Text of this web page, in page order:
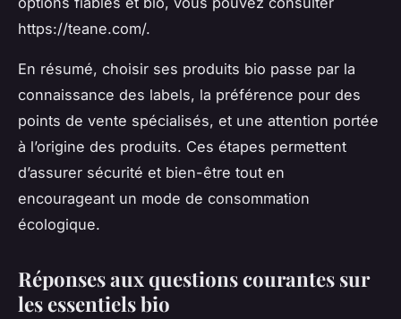
https://teane.com/.
En résumé, choisir ses produits bio passe par la
connaissance des labels, la préférence pour des
points de vente spécialisés, et une attention portée
à l’origine des produits. Ces étapes permettent
d’assurer sécurité et bien-être tout en
encourageant un mode de consommation
écologique.
Réponses aux questions courantes sur
les essentiels bio